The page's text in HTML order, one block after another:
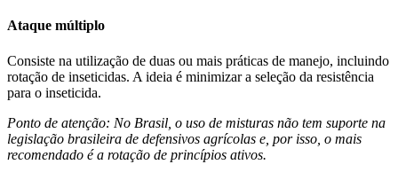
Ataque múltiplo
Consiste na utilização de duas ou mais práticas de manejo, incluindo
rotação de inseticidas. A ideia é minimizar a seleção da resistência
para o inseticida.
Ponto de atenção: No Brasil, o uso de misturas não tem suporte na
legislação brasileira de defensivos agrícolas e, por isso, o mais
recomendado é a rotação de princípios ativos.